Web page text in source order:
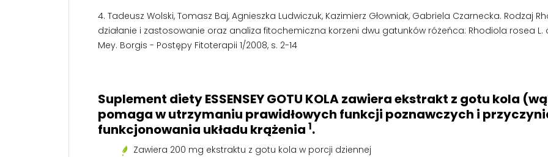
4. Tadeusz Wolski, Tomasz Baj, Agnieszka Ludwiczuk, Kazimierz Głowniak, Gabriela Czarnecka. Rodzaj
działanie i zastosowanie oraz analiza fitochemiczna korzeni dwu gatunków różeńca: Rhodiola rosea L.
Mey. Borgis - Postępy Fitoterapii 1/2008, s. 2-14
Suplement diety ESSENSEY GOTU KOLA zawiera ekstrakt z gotu kola
pomaga w utrzymaniu prawidłowych funkcji poznawczych i
funkcjonowania układu krążenia 1.
Zawiera 200 mg ekstraktu z gotu kola w porcji dziennej